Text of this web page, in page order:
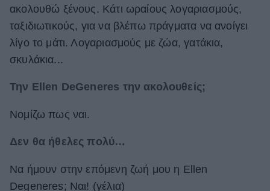
ακολουθώ ξένους. Κάτι ωραίους λογαριασμούς,
ταξιδιωτικούς, για να βλέπω πράγματα να ανοίγει
λίγο το μάτι. Λογαριασμούς με ζώα, γατάκια,
σκυλάκια...
Την Ellen DeGeneres την ακολουθείς;
Νομίζω πως ναι.
Δεν θα ήθελες πολύ…
Να ήμουν στην επόμενη ζωή μου η Ellen
Degeneres; Ναι! (γέλια)